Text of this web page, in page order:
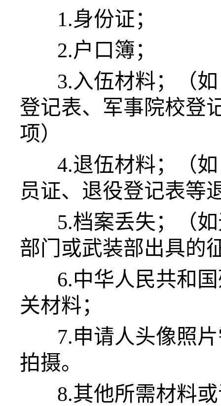
1.身份证；
2.户口簿；
3.入伍材料；（
登记表、军事院校登
项）
4.退伍材料；（
员证、退役登记表等
5.档案丢失；（
部门或武装部出具的
6.中华人民共和
关材料；
7.申请人头像照
拍摄。
8.其他所需材料